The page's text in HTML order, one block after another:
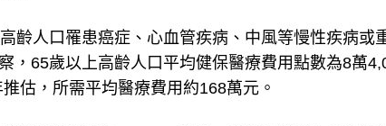
齡人口罹患癌症、心血管疾病、中風等慢性疾病或
，65歲以上高齡人口平均健保醫療費用點數為8萬
估，所需平均醫療費用約168萬元。